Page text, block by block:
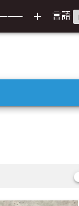
add 言語